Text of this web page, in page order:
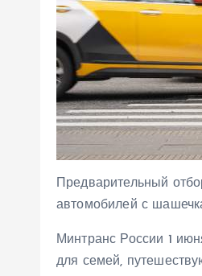
Предварительный
автомобилей с
Минтранс России 1
для семей,